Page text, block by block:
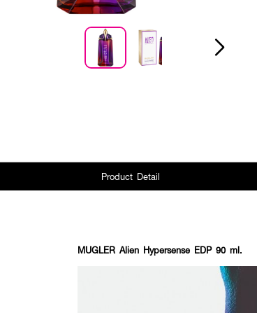
Product Detail
MUGLER Alien Hypersense EDP 90 ml.